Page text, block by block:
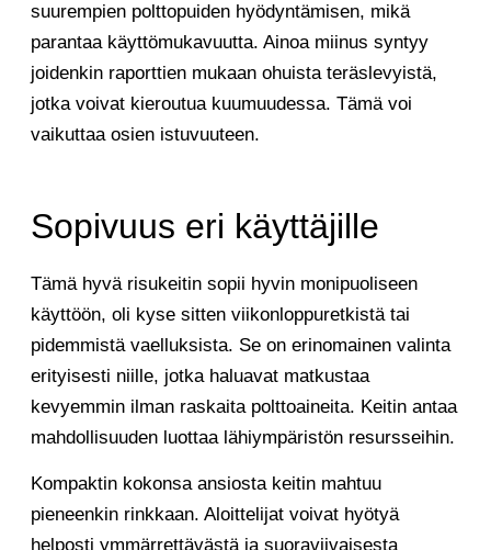
suurempien polttopuiden hyödyntämisen, mikä
parantaa käyttömukavuutta. Ainoa miinus syntyy
joidenkin raporttien mukaan ohuista teräslevyistä,
jotka voivat kieroutua kuumuudessa. Tämä voi
vaikuttaa osien istuvuuteen.
Sopivuus eri käyttäjille
Tämä hyvä risukeitin sopii hyvin monipuoliseen
käyttöön, oli kyse sitten viikonloppuretkistä tai
pidemmistä vaelluksista. Se on erinomainen valinta
erityisesti niille, jotka haluavat matkustaa
kevyemmin ilman raskaita polttoaineita. Keitin antaa
mahdollisuuden luottaa lähiympäristön resursseihin.
Kompaktin kokonsa ansiosta keitin mahtuu
pieneenkin rinkkaan. Aloittelijat voivat hyötyä
helposti ymmärrettävästä ja suoraviivaisesta